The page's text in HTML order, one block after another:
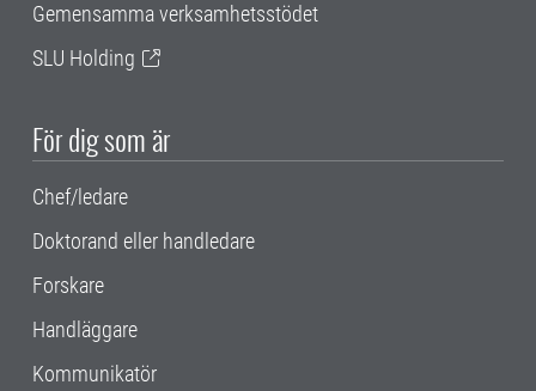
Gemensamma verksamhetsstödet
SLU Holding
För dig som är
Chef/ledare
Doktorand eller handledare
Forskare
Handläggare
Kommunikatör